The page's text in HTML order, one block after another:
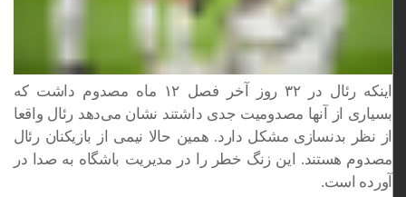
اینکه رئال در ۳۲ روز آخر فصل ۱۲ ماه مصدوم داشت که
بسیاری از ‏آنها مصدومیت جدی داشتند نشان می‌دهد رئال واقعا
از نظر ‏بدنسازی مشکل دارد. همین حالا نیمی از بازیکنان رئال
مصدوم ‏هستند. این زنگ خطر را در مدیریت باشگاه به صدا در
آورده است. ‏